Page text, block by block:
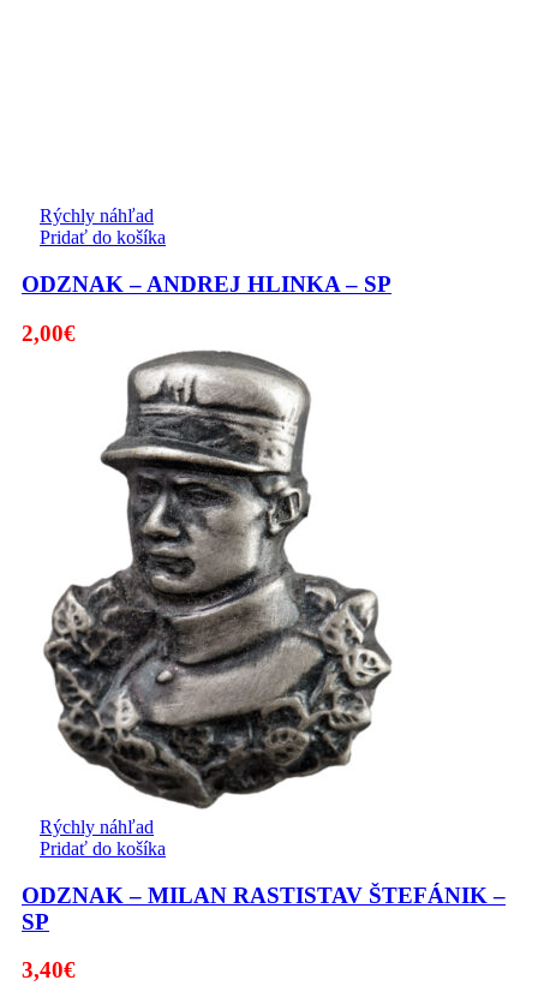
Rýchly náhľad
Pridať do košíka
ODZNAK – ANDREJ HLINKA – SP
2,00€
Rýchly náhľad
Pridať do košíka
ODZNAK – MILAN RASTISTAV ŠTEFÁNIK –
SP
3,40€